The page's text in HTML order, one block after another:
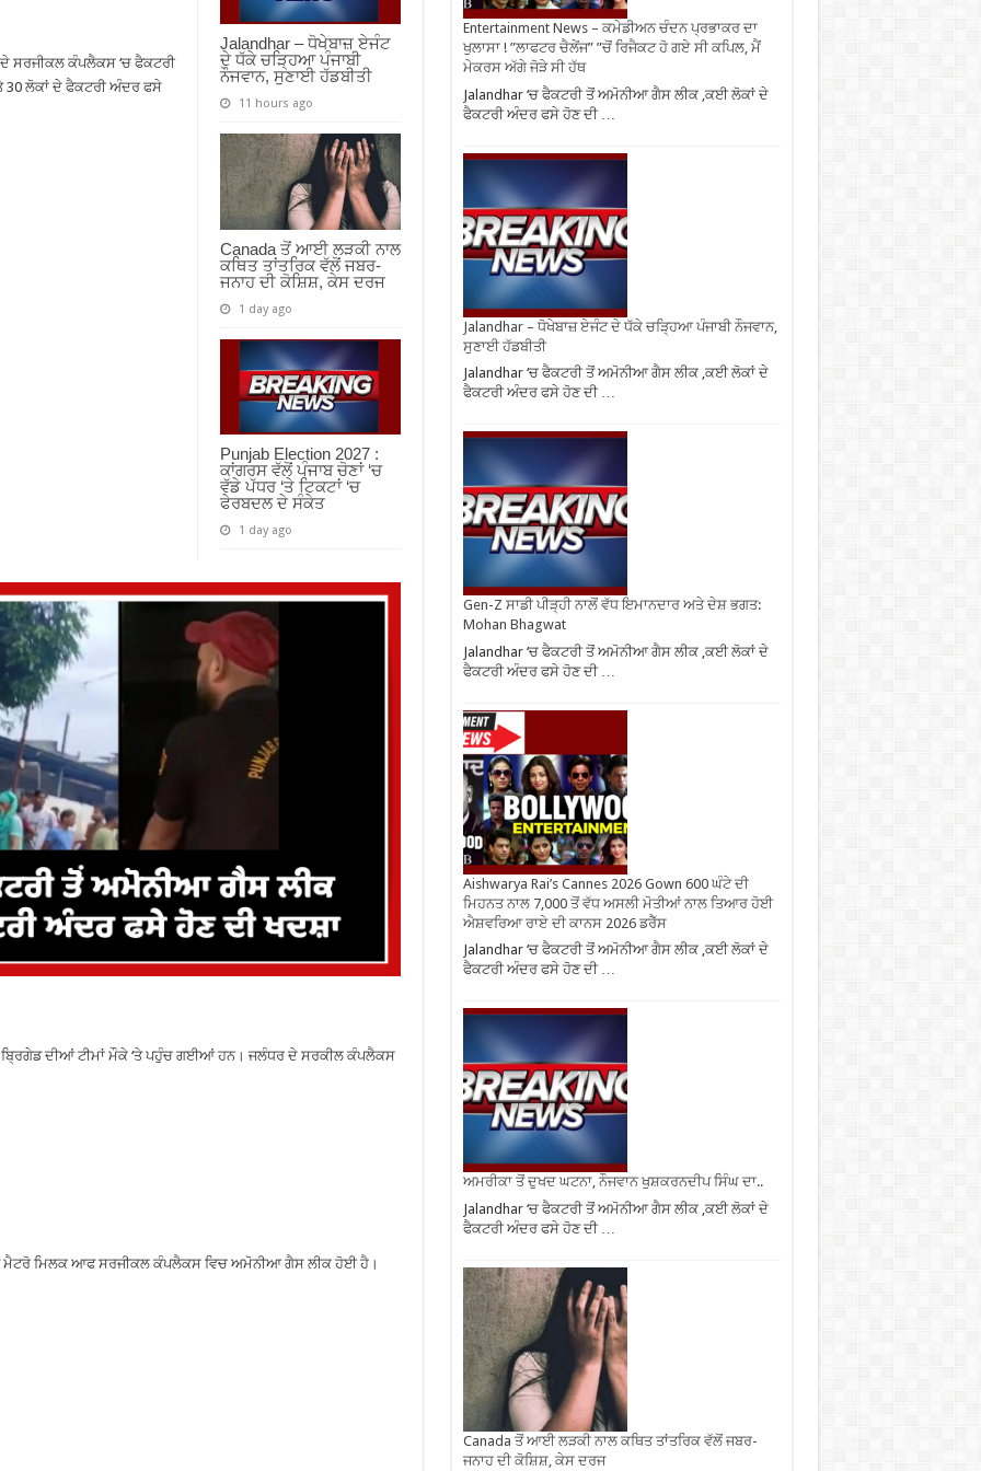
Jalandhar – ਧੋਖੇਬਾਜ਼ ਏਜੰਟ
ਦੇ ਧੱਕੇ ਚੜ੍ਹਿਆ ਪੰਜਾਬੀ
ਨੌਜਵਾਨ, ਸੁਣਾਈ ਹੱਡਬੀਤੀ
11 hours ago
Canada ਤੋਂ ਆਈ ਲੜਕੀ ਨਾਲ
ਕਥਿਤ ਤਾਂਤਰਿਕ ਵੱਲੋਂ ਜਬਰ-
ਜਨਾਹ ਦੀ ਕੋਸ਼ਿਸ਼, ਕੇਸ ਦਰਜ
1 day ago
Punjab Election 2027 :
ਕਾਂਗਰਸ ਵੱਲੋਂ ਪੰਜਾਬ ਚੋਣਾਂ ‘ਚ
ਵੱਡੇ ਪੱਧਰ ‘ਤੇ ਟਿਕਟਾਂ ‘ਚ
ਫੇਰਬਦਲ ਦੇ ਸੰਕੇਤ
1 day ago
ਦੇ ਸਰਜੀਕਲ ਕੰਪਲੈਕਸ ‘ਚ ਫੈਕਟਰੀ
ਲੋਕਾਂ ਦੇ ਫੈਕਟਰੀ ਅੰਦਰ ਫਸੇ
ਦੀਆਂ ਟੀਮਾਂ ਮੌਕੇ ‘ਤੇ ਪਹੁੰਚ ਗਈਆਂ ਹਨ। ਜਲੰਧਰ ਦੇ ਸਰਕੀਲ ਕੰਪਲੈਕਸ
ਮੈਟਰੋ ਮਿਲਕ ਆਫ ਸਰਜੀਕਲ ਕੰਪਲੈਕਸ ਵਿਚ ਅਮੋਨੀਆ ਗੈਸ ਲੀਕ ਹੋਈ ਹੈ।
Entertainment News – ਕਮੇਡੀਅਨ ਚੰਦਨ ਪ੍ਰਭਾਕਰ ਦਾ
ਖੁਲਾਸਾ ! ”ਲਾਫਟਰ ਚੈਲੇਂਜ” ”ਚੋਂ ਰਿਜੈਕਟ ਹੋ ਗਏ ਸੀ ਕਪਿਲ, ਮੈਂ
ਮੇਕਰਸ ਅੱਗੇ ਜੋੜੇ ਸੀ ਹੱਥ
Jalandhar ‘ਚ ਫੈਕਟਰੀ ਤੋਂ ਅਮੋਨੀਆ ਗੈਸ ਲੀਕ ,ਕਈ ਲੋਕਾਂ ਦੇ
ਫੈਕਟਰੀ ਅੰਦਰ ਫਸੇ ਹੋਣ ਦੀ …
Jalandhar – ਧੋਖੇਬਾਜ਼ ਏਜੰਟ ਦੇ ਧੱਕੇ ਚੜ੍ਹਿਆ ਪੰਜਾਬੀ ਨੌਜਵਾਨ,
ਸੁਣਾਈ ਹੱਡਬੀਤੀ
Jalandhar ‘ਚ ਫੈਕਟਰੀ ਤੋਂ ਅਮੋਨੀਆ ਗੈਸ ਲੀਕ ,ਕਈ ਲੋਕਾਂ ਦੇ
ਫੈਕਟਰੀ ਅੰਦਰ ਫਸੇ ਹੋਣ ਦੀ …
Gen-Z ਸਾਡੀ ਪੀੜ੍ਹੀ ਨਾਲੋਂ ਵੱਧ ਇਮਾਨਦਾਰ ਅਤੇ ਦੇਸ਼ ਭਗਤ:
Mohan Bhagwat
Jalandhar ‘ਚ ਫੈਕਟਰੀ ਤੋਂ ਅਮੋਨੀਆ ਗੈਸ ਲੀਕ ,ਕਈ ਲੋਕਾਂ ਦੇ
ਫੈਕਟਰੀ ਅੰਦਰ ਫਸੇ ਹੋਣ ਦੀ …
Aishwarya Rai’s Cannes 2026 Gown 600 ਘੰਟੇ ਦੀ
ਮਿਹਨਤ ਨਾਲ 7,000 ਤੋਂ ਵੱਧ ਅਸਲੀ ਮੋਤੀਆਂ ਨਾਲ ਤਿਆਰ ਹੋਈ
ਐਸ਼ਵਰਿਆ ਰਾਏ ਦੀ ਕਾਨਸ 2026 ਡਰੈੱਸ
Jalandhar ‘ਚ ਫੈਕਟਰੀ ਤੋਂ ਅਮੋਨੀਆ ਗੈਸ ਲੀਕ ,ਕਈ ਲੋਕਾਂ ਦੇ
ਫੈਕਟਰੀ ਅੰਦਰ ਫਸੇ ਹੋਣ ਦੀ …
ਅਮਰੀਕਾ ਤੋਂ ਦੁਖਦ ਘਟਨਾ, ਨੌਜਵਾਨ ਖੁਸ਼ਕਰਨਦੀਪ ਸਿੰਘ ਦਾ..
Jalandhar ‘ਚ ਫੈਕਟਰੀ ਤੋਂ ਅਮੋਨੀਆ ਗੈਸ ਲੀਕ ,ਕਈ ਲੋਕਾਂ ਦੇ
ਫੈਕਟਰੀ ਅੰਦਰ ਫਸੇ ਹੋਣ ਦੀ …
Canada ਤੋਂ ਆਈ ਲੜਕੀ ਨਾਲ ਕਥਿਤ ਤਾਂਤਰਿਕ ਵੱਲੋਂ ਜਬਰ-
ਜਨਾਹ ਦੀ ਕੋਸ਼ਿਸ਼, ਕੇਸ ਦਰਜ